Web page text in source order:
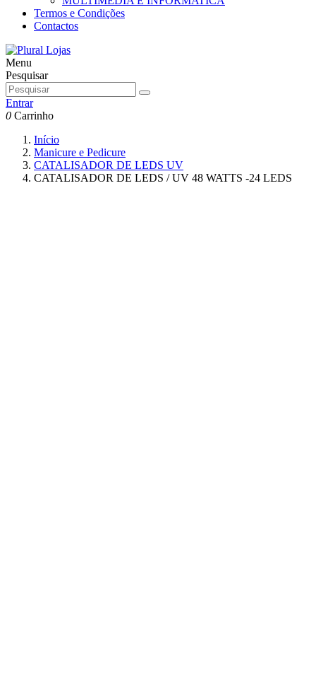
Termos e Condições
Contactos
Menu
Pesquisar
Entrar
0 Carrinho
Início
Manicure e Pedicure
CATALISADOR DE LEDS UV
CATALISADOR DE LEDS / UV 48 WATTS -24 LEDS